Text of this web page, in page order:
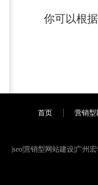
你可以根据
首页 营销型
|seo|营销型网站建设|广州